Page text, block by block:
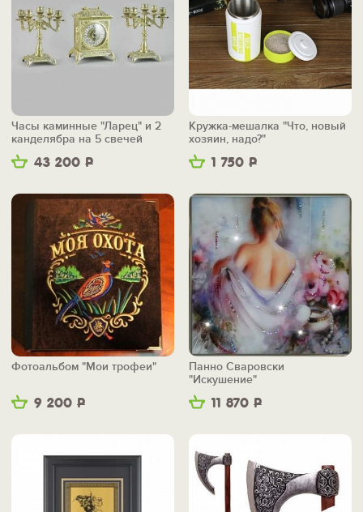
43 200 Р
Часы каминные "Ларец" и 2
канделябра на 5 свечей
1 750 Р
Кружка-мешалка "Что, новый
хозяин, надо?"
9 200 Р
Фотоальбом "Мои трофеи"
11 870 Р
Панно Сваровски
"Искушение"